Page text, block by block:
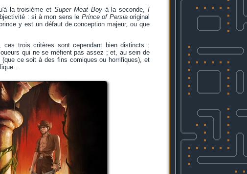
la troisième etSuper Meat Boyà la seconde,I
: si à mon sens le Prince of Persiaoriginal
y est un défaut de conception majeur, ou que
ces trois critères sont cependant bien distincts :
qui ne se méfient pas assez ; et, au sein de
ce soit à des fins comiques ou horrifiques), et